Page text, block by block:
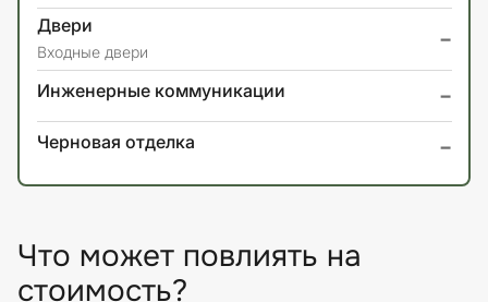
Двери
Входные двери -
Инженерные коммуникации -
Черновая отделка -
Что может повлиять на
стоимость?